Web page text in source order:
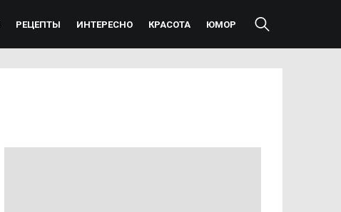
РЕЦЕПТЫ ИНТЕРЕСНО КРАСОТА ЮМОР